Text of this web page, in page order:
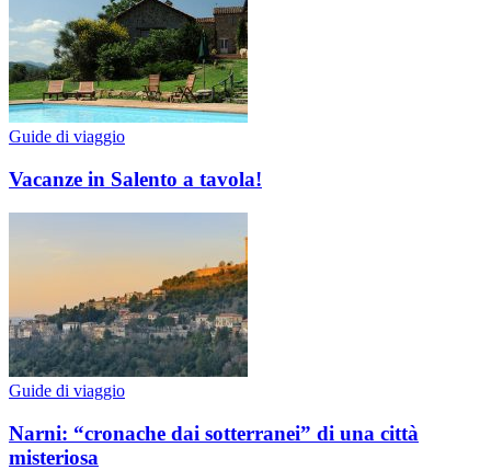
Guide di viaggio
Vacanze in Salento a tavola!
Guide di viaggio
Narni: “cronache dai sotterranei” di una città
misteriosa